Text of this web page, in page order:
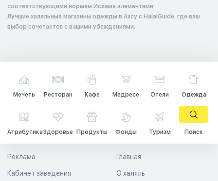
соответствующими нормам Ислама элементами.
Лучшие халяльные магазины одежды в Ахсу с HalalGuide, где ваш
выбор сочетается с вашими убеждениями.
Мечеть Ресторан Кафе Медресе Отели Одежда
АтрибутикаЗдоровье Продукты Фонды Туризм Поиск
Главная
О халяль
Реклама
Кабинет заведения